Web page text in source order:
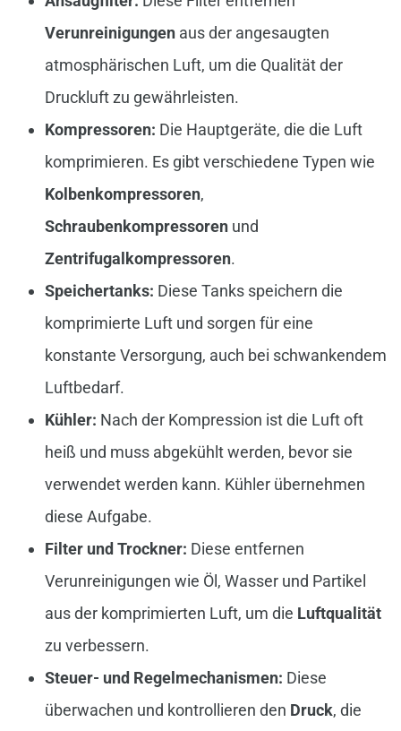
Verunreinigungenaus der angesaugten
atmosphärischen Luft, um die Qualität der
Druckluft zu gewährleisten.
Kompressoren: Die Hauptgeräte, die die Luft
komprimieren. Es gibt verschiedene Typen wie
Kolbenkompressoren,
Schraubenkompressorenund
Zentrifugalkompressoren.
Speichertanks: Diese Tanks speichern die
komprimierte Luft und sorgen für eine
konstante Versorgung, auch bei schwankendem
Luftbedarf.
Kühler: Nach der Kompression ist die Luft oft
heiß und muss abgekühlt werden, bevor sie
verwendet werden kann. Kühler übernehmen
diese Aufgabe.
Filter und Trockner: Diese entfernen
Verunreinigungen wie Öl, Wasser und Partikel
aus der komprimierten Luft, um die Luftqualität
zu verbessern.
Steuer- und Regelmechanismen: Diese
überwachen und kontrollieren den Druck, die